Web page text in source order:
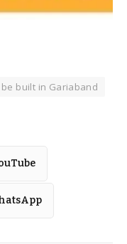
be built in Gariaband